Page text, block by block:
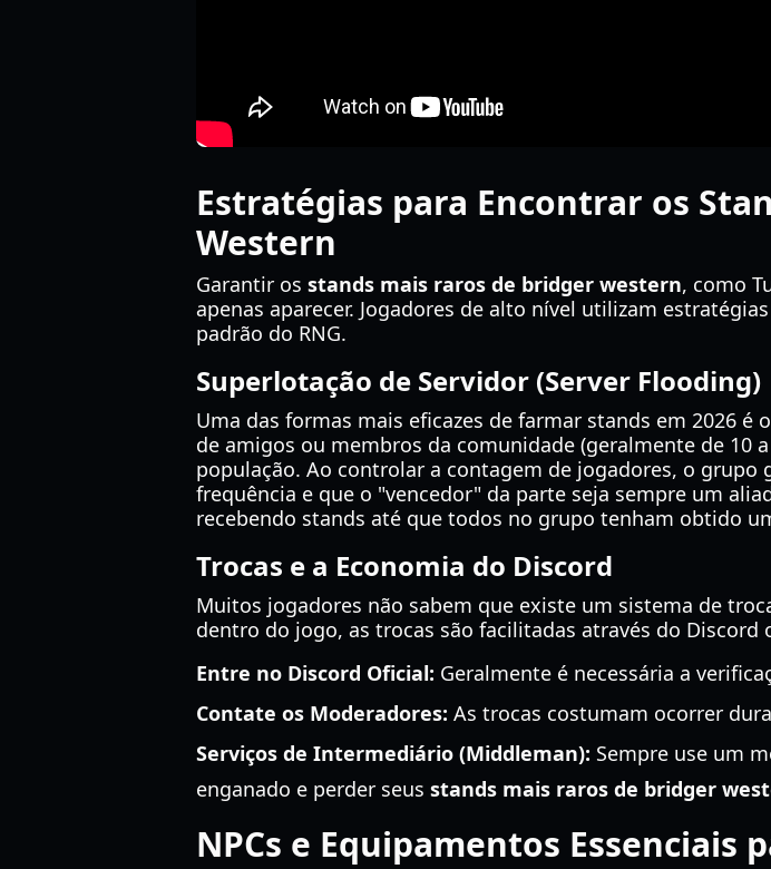
Estratégias para Encontrar os
Western
Garantir os stands mais raros de bridger western, como
apenas aparecer. Jogadores de alto nível utilizam
padrão do RNG.
Superlotação de Servidor (Server Flooding)
Uma das formas mais eficazes de farmar stands em 2026
de amigos ou membros da comunidade (geralmente de 10
população. Ao controlar a contagem de jogadores, o grupo
frequência e que o "vencedor" da parte seja sempre um
recebendo stands até que todos no grupo tenham obtido
Trocas e a Economia do Discord
Muitos jogadores não sabem que existe um sistema de
dentro do jogo, as trocas são facilitadas através do Discord
Entre no Discord Oficial: Geralmente é necessária a
Contate os Moderadores: As trocas costumam ocorrer
Serviços de Intermediário (Middleman): Sempre use um
enganado e perder seus stands mais raros de bridger
NPCs e Equipamentos Essenciais